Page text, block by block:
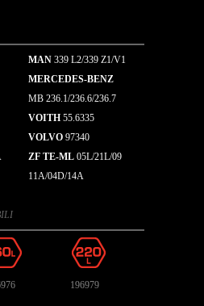
MAN 339 L2/339 Z1/V1
MERCEDES-BENZ
MB 236.1/236.6/236.7
VOITH 55.6335
VOLVO 97340
ZF TE-ML 05L/21L/09
11A/04D/14A
196979